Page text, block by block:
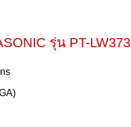
รุ่น PT-LW373